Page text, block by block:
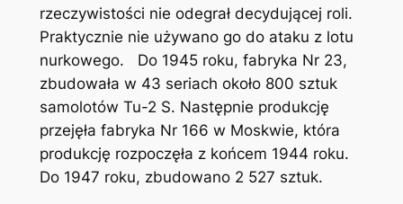
rzeczywistości nie odegrał decydującej roli.
Praktycznie nie używano go do ataku z lotu
nurkowego. Do 1945 roku, fabryka Nr 23,
zbudowała w 43 seriach około 800 sztuk
samolotów Tu-2 S. Następnie produkcję
przejęła fabryka Nr 166 w Moskwie, która
produkcję rozpoczęła z końcem 1944 roku.
Do 1947 roku, zbudowano 2 527 sztuk.